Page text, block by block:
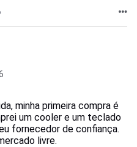
minha primeira compra é
um cooler e um teclado
fornecedor de confiança.
livre.